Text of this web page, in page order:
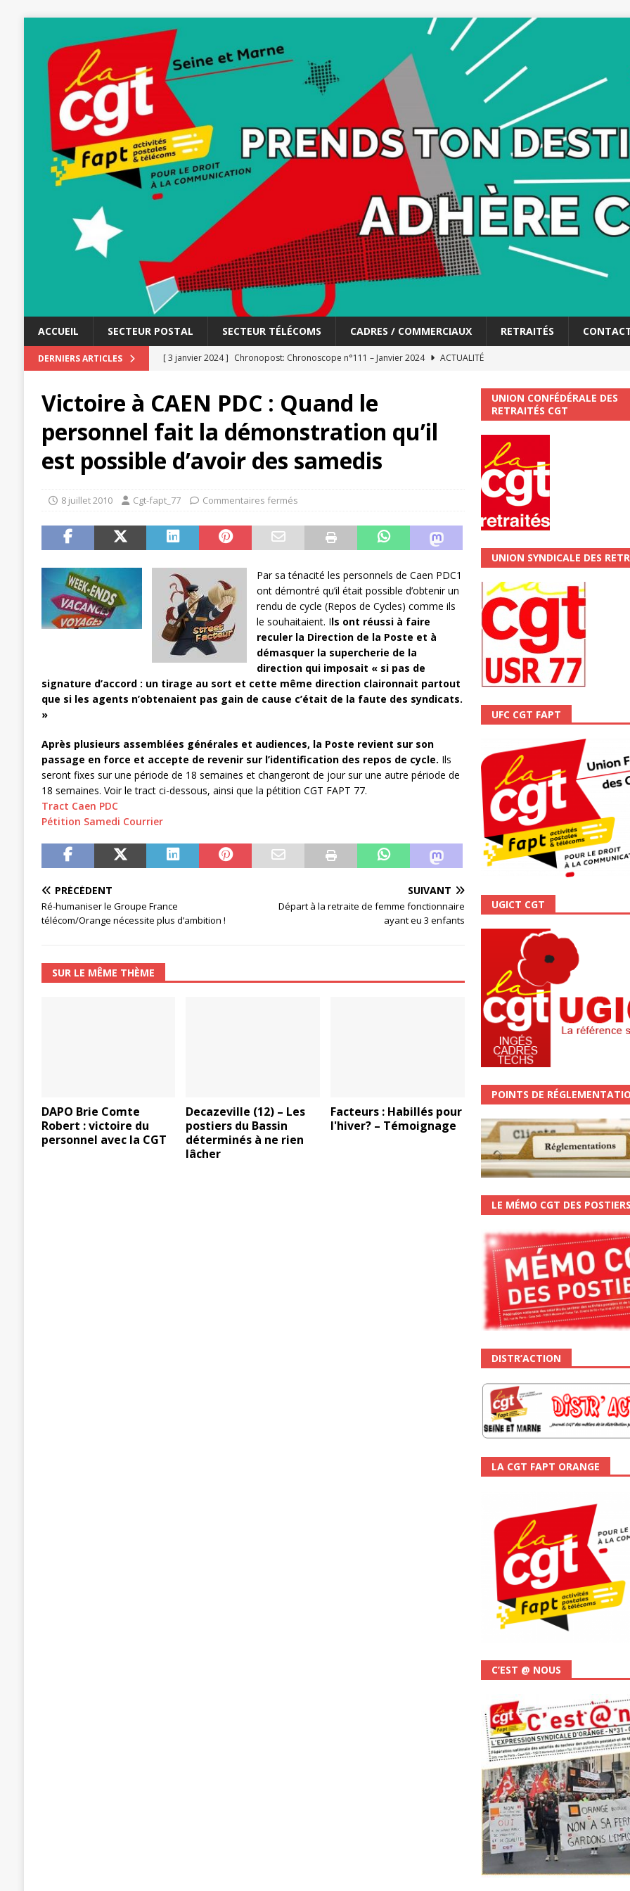
ACCUEIL SECTEUR POSTAL SECTEUR TÉLÉCOMS CADRES / COMMERCIAUX RETRAITÉS
DERNIERS ARTICLES [ 3 janvier 2024 ] Chronopost: Chronoscope n°111 – Janvier 2024
ACTUALITÉ
[ 20 novembre 2023 ]
ACTUALITÉ
[ 15 novembre 2023 ] Postières – Postiers Gardons la main sur nos congés !
[ 3 avril 2026 ]
la mutuelle à la poste La CGT vous informe
Mutuelle : encore des changements et…. des augmentations pour les salariéS !!!
POSTAL
[ 19 septembre 2025 ] La Poste -Projet de développement de la Direction Commerciale DDCE/Télévente :
SECTEUR POSTAL
[ 16 septembre 2025 ]
La Poste – Activités Sociales et Culturelles : Un droit, pas un cadeau !
POSTAL
[ 11 septembre 2025 ]
Chronopost – ChronoScope n°126
AUTRES TRACTS
[ 27 avril 2024 ]
1er MAI 2024 ACTUALITÉ
Victoire à CAEN PDC : Quand le
personnel fait la démonstration qu’il
est possible d’avoir des samedis
8 juillet 2010 Cgt-fapt_77 Commentaires fermés
Par sa ténacité les personnels de Caen PDC1
ont démontré qu’il était possible d’obtenir un
rendu de cycle (Repos de Cycles) comme ils
le souhaitaient. Ils ont réussi à faire
reculer la Direction de la Poste et à
démasquer la supercherie de la
direction qui imposait « si pas de
signature d’accord : un tirage au sort et cette même direction claironnait partout
que si les agents n’obtenaient pas gain de cause c’était de la faute des syndicats.
»
Après plusieurs assemblées générales et audiences, la Poste revient sur son
passage en force et accepte de revenir sur l’identification des repos de cycle. Ils
seront fixes sur une période de 18 semaines et changeront de jour sur une autre période de
18 semaines. Voir le tract ci-dessous, ainsi que la pétition CGT FAPT 77.
Tract Caen PDC
Pétition Samedi Courrier
PRÉCÉDENT
Ré-humaniser le Groupe France
télécom/Orange nécessite plus d’ambition !
SUIVANT
Départ à la retraite de femme fonctionnaire
ayant eu 3 enfants
SUR LE MÊME THÈME
DAPO Brie Comte
Robert : victoire du
personnel avec la CGT
Decazeville (12) – Les
postiers du Bassin
déterminés à ne rien
lâcher
Facteurs : Habillés pour
l'hiver? – Témoignage
UNION CONFÉDÉRALE DES
RETRAITÉS CGT
UNION SYNDICALE DES
UFC CGT FAPT
UGICT CGT
POINTS DE
LE MÉMO CGT DES
DISTR’ACTION
LA CGT FAPT ORANGE
C’EST @ NOUS